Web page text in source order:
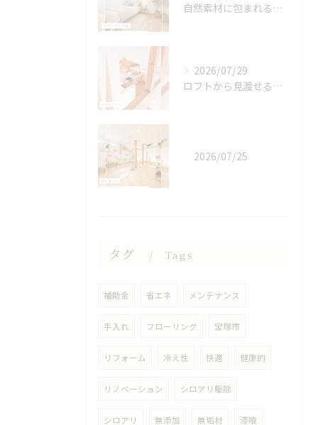
自然素材に包まれる、心地よい寝室🌿
2026/07/29
ロフトから見渡せる、開放的なキッチン🌿
2026/07/25
タグ Tags
補助金 省エネ メンテナンス
手入れ フローリング 宝塚市
リフォーム 冷え性 快適 健康的
リノベーション シロアリ駆除
シロアリ 無添加 無垢材 漆喰